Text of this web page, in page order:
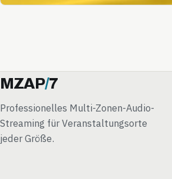
MZAP/7
Professionelles Multi-Zonen-Audio-
Streaming für Veranstaltungsorte
jeder Größe.